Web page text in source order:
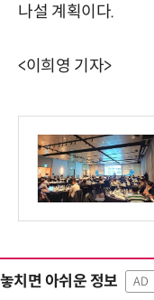
나설 계획이다.
<이희영 기자>
놓치면 아쉬운 정보 AD